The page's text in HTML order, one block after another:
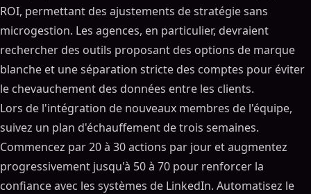
ROI, permettant des ajustements de stratégie sans
microgestion. Les agences, en particulier, devraient
rechercher des outils proposant des options de marque
blanche et une séparation stricte des comptes pour éviter
le chevauchement des données entre les clients.
Lors de l'intégration de nouveaux membres de l'équipe,
suivez un plan d'échauffement de trois semaines.
Commencez par 20 à 30 actions par jour et augmentez
progressivement jusqu'à 50 à 70 pour renforcer la
confiance avec les systèmes de LinkedIn. Automatisez le